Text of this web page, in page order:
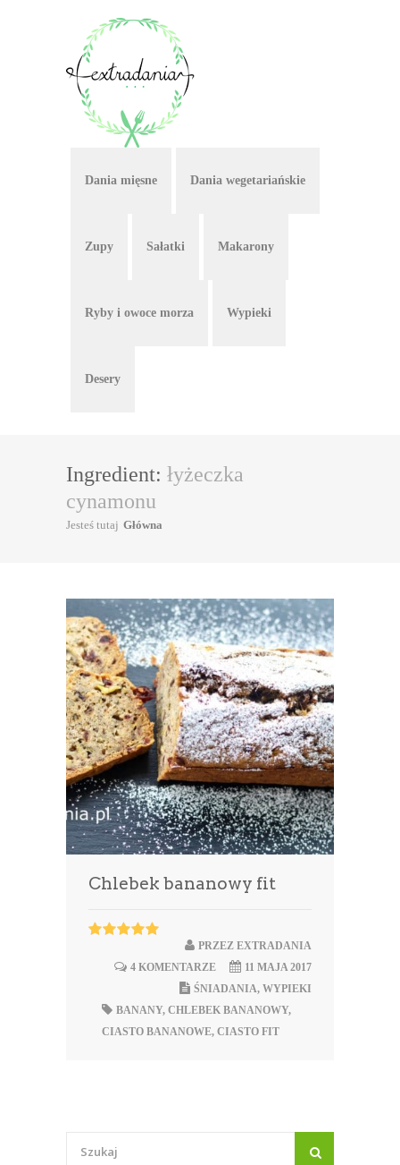
Dania mięsne Dania wegetariańskie
Zupy Sałatki Makarony
Ryby i owoce morza Wypieki
Desery
Ingredient: łyżeczka
cynamonu
Jesteś tutaj Główna
Chlebek bananowy fit
PRZEZ EXTRADANIA
11 MAJA 2017
4 KOMENTARZE
ŚNIADANIA, WYPIEKI
BANANY, CHLEBEK BANANOWY,
CIASTO BANANOWE, CIASTO FIT